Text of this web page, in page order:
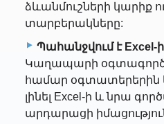
ձևանմուշների կարիք
տարբերակները:
Պահանջվում է Excel-
Կաղապարի
համար օգտատերերին
լինել Excel-ի և նրա
արդարացի